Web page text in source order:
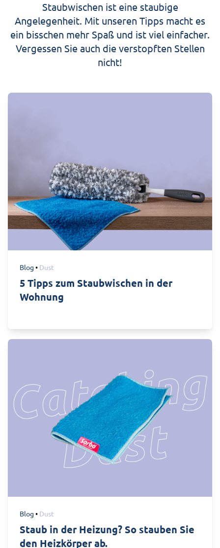
Staubwischen ist eine staubige
Angelegenheit. Mit unseren Tipps macht es
ein bisschen mehr Spaß und ist viel einfacher.
Vergessen Sie auch die verstopften Stellen
nicht!
Blog • Dust
5 Tipps zum Staubwischen in der
Wohnung
Blog • Dust
Staub in der Heizung? So stauben Sie
den Heizkörper ab.